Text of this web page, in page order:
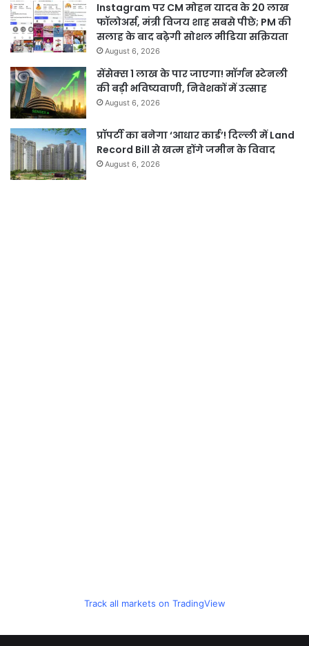
Instagram पर CM मोहन यादव के 20 लाख
फॉलोअर्स, मंत्री विजय शाह सबसे पीछे; PM की
सलाह के बाद बढ़ेगी सोशल मीडिया सक्रियता
August 6, 2026
सेंसेक्स 1 लाख के पार जाएगा! मॉर्गन स्टेनली
की बड़ी भविष्यवाणी, निवेशकों में उत्साह
August 6, 2026
प्रॉपर्टी का बनेगा ‘आधार कार्ड’! दिल्ली में Land
Record Bill से खत्म होंगे जमीन के विवाद
August 6, 2026
Track all markets on TradingView